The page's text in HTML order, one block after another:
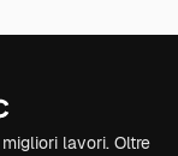
lavori. Oltre